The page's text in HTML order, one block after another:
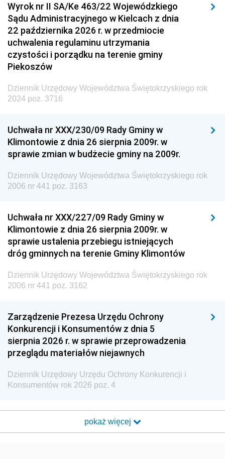
Wyrok nr II SA/Ke 463/22 Wojewódzkiego
Sądu Administracyjnego w Kielcach z dnia
22 października 2026 r. w przedmiocie
uchwalenia regulaminu utrzymania
czystości i porządku na terenie gminy
Piekoszów
Dziennik Urzędowy Województwa Świętokrzyskiego rok
2024 poz. 3716
Uchwała nr XXX/230/09 Rady Gminy w
Klimontowie z dnia 26 sierpnia 2009r. w
sprawie zmian w budżecie gminy na 2009r.
Dziennik Urzędowy Województwa Świętokrzyskiego rok
2006 nr 441 poz. 3163
Uchwała nr XXX/227/09 Rady Gminy w
Klimontowie z dnia 26 sierpnia 2009r. w
sprawie ustalenia przebiegu istniejących
dróg gminnych na terenie Gminy Klimontów
Dziennik Urzędowy Województwa Świętokrzyskiego rok
2006 nr 441 poz. 3162
Zarządzenie Prezesa Urzędu Ochrony
Konkurencji i Konsumentów z dnia 5
sierpnia 2026 r. w sprawie przeprowadzenia
przeglądu materiałów niejawnych
Dziennik Urzędowy Urzędu Ochrony Konkurencji i
Konsumentów rok 2026 poz. 4
pokaż więcej